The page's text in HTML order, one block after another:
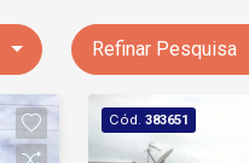
Refinar Pesquisa
Cód. 383651